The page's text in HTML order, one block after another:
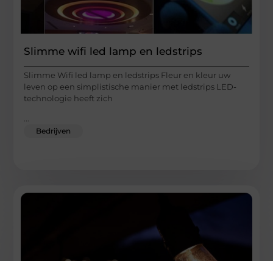
Slimme wifi led lamp en ledstrips
Slimme Wifi led lamp en ledstrips Fleur en kleur uw
leven op een simplistische manier met ledstrips LED-
technologie heeft zich
Bedrijven